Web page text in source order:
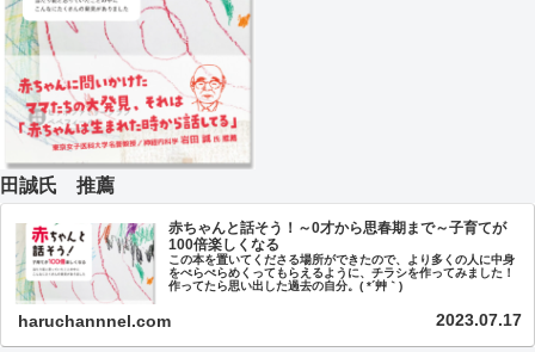
田誠氏 推薦
赤ちゃんと話そう！～0才から思春期まで～子育てが
100倍楽しくなる
この本を置いてくださる場所ができたので、より多くの人に中身
をぺらぺらめくってもらえるように、チラシを作ってみました！
作ってたら思い出した過去の自分。( *´艸｀)
haruchannnel.com 2023.07.17